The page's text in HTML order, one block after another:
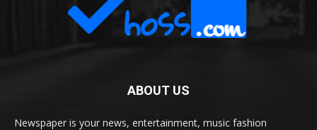
ABOUT US
Newspaper is your news, entertainment, music fashion